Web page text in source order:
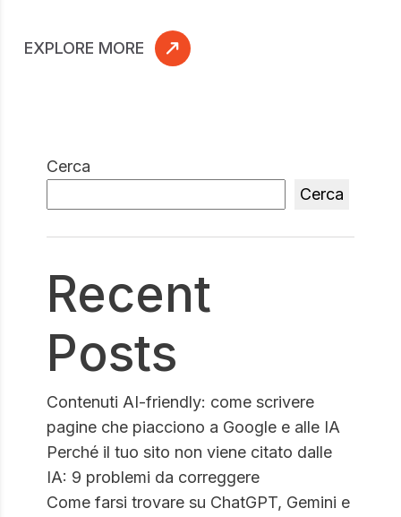
EXPLORE MORE
Cerca
Cerca
Recent
Posts
Contenuti AI-friendly: come scrivere
pagine che piacciono a Google e alle IA
Perché il tuo sito non viene citato dalle
IA: 9 problemi da correggere
Come farsi trovare su ChatGPT, Gemini e